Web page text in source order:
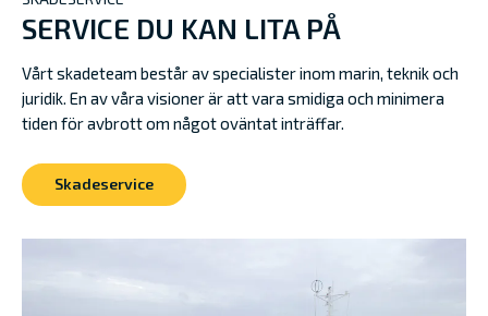
SERVICE DU KAN LITA PÅ
Vårt skadeteam består av specialister inom marin, teknik och
juridik. En av våra visioner är att vara smidiga och minimera
tiden för avbrott om något oväntat inträffar.
Skadeservice